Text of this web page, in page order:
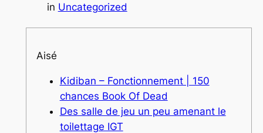
in Uncategorized
Aisé
Kidiban – Fonctionnement | 150
chances Book Of Dead
Des salle de jeu un peu amenant le
toilettage IGT